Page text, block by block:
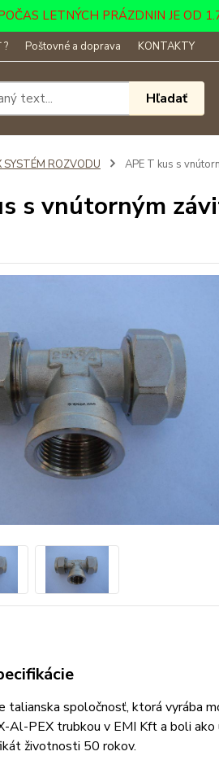
LETNÝCH PRÁZDNIN JE OD
? Poštovné a doprava KONTAKTY
Hľadať
SYSTÉM ROZVODU APE T kus s
s vnútorným
talianska spoločnosť, ktorá vyrába
Al-PEX trubkou v EMI Kft a boli
životnosti 50 rokov.